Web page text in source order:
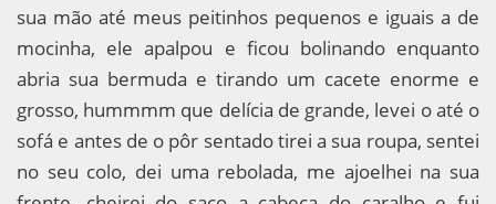
sua mão até meus peitinhos pequenos e iguais a de
mocinha, ele apalpou e ficou bolinando enquanto
abria sua bermuda e tirando um cacete enorme e
grosso, hummmm que delícia de grande, levei o até o
sofá e antes de o pôr sentado tirei a sua roupa, sentei
no seu colo, dei uma rebolada, me ajoelhei na sua